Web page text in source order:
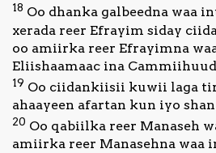
18 Oo dhanka galbeedna waa
xerada reer Efrayim siday
oo amiirka reer Efrayimna
Eliishaamaac ina
19 Oo ciidankiisii kuwii laga
ahaayeen afartan kun iyo
20 Oo qabiilka reer Manaseh
amiirka reer Manasehna waa